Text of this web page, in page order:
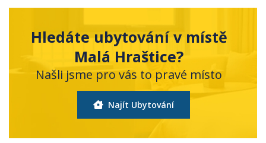
Hledáte ubytování v místě
Malá Hraštice?
Našli jsme pro vás to pravé místo
Najít Ubytování